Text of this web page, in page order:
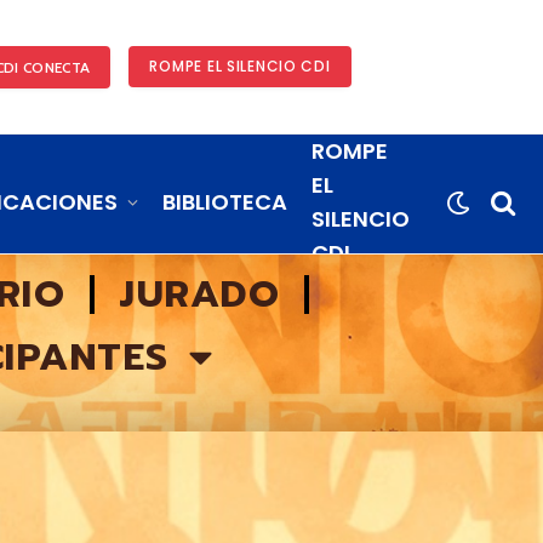
CONECTA ROMPE EL SILENCIO CDI
BIBLIOTECA
ROMPE
EL
SILENCIO
CDI
JURADO